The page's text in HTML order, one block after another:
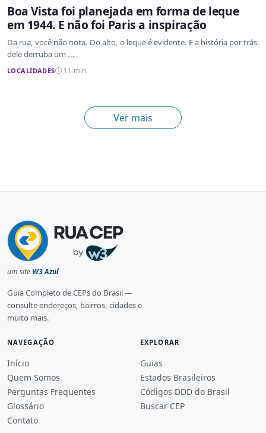
Boa Vista foi planejada em forma de leque
em 1944. E não foi Paris a inspiração
Da rua, você não nota. Do alto, o leque é evidente. E a história por trás
dele derruba um ...
LOCALIDADES 11 min
Ver mais
um site W3 Azul
Guia Completo de CEPs do Brasil —
consulte endereços, bairros, cidades e
muito mais.
NAVEGAÇÃO
Início
Quem Somos
Perguntas Frequentes
Glossário
Contato
EXPLORAR
Guias
Estados Brasileiros
Códigos DDD do Brasil
Buscar CEP